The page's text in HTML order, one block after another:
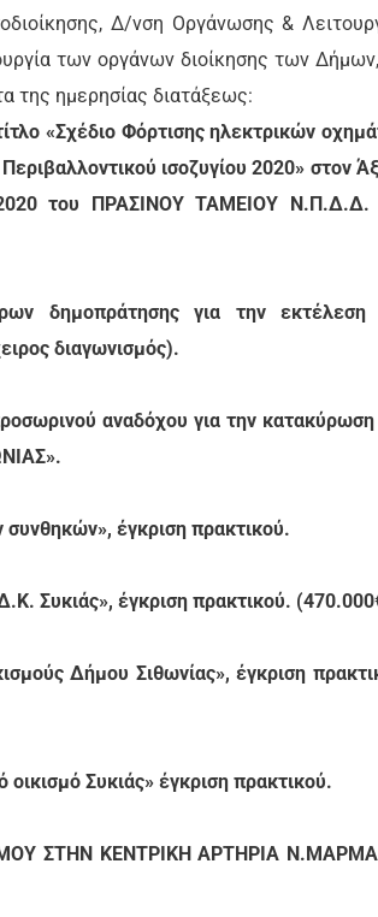
Δ/νση Οργάνωσης &
των οργάνων διοίκησης των
ημερησίας διατάξεως:
«Σχέδιο Φόρτισης ηλεκτρικών
ισοζυγίου 2020» στον
του ΠΡΑΣΙΝΟΥ ΤΑΜΕΙΟΥ Ν.Π.Δ.Δ.
δημοπράτησης για την εκτέλεση
διαγωνισμός).
αναδόχου για την κατακύρωση
έγκριση πρακτικού.
Συκιάς», έγκριση πρακτικού.
Δήμου Σιθωνίας», έγκριση
Συκιάς» έγκριση πρακτικού.
ΣΤΗΝ ΚΕΝΤΡΙΚΗ ΑΡΤΗΡΙΑ